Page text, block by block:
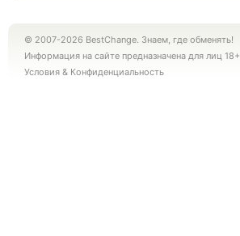
© 2007-2026 BestChange. Знаем, где обменять!
Информация на сайте предназначена для лиц 18+
Условия & Конфиденциальность